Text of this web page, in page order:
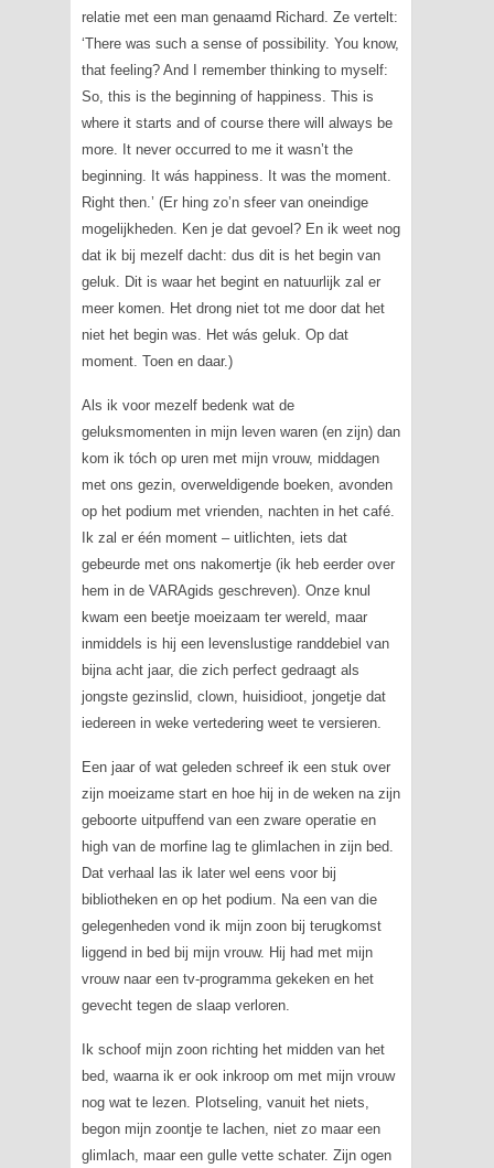
relatie met een man genaamd Richard. Ze vertelt:
‘There was such a sense of possibility. You know,
that feeling? And I remember thinking to myself:
So, this is the beginning of happiness. This is
where it starts and of course there will always be
more. It never occurred to me it wasn’t the
beginning. It wás happiness. It was the moment.
Right then.’ (Er hing zo’n sfeer van oneindige
mogelijkheden. Ken je dat gevoel? En ik weet nog
dat ik bij mezelf dacht: dus dit is het begin van
geluk. Dit is waar het begint en natuurlijk zal er
meer komen. Het drong niet tot me door dat het
niet het begin was. Het wás geluk. Op dat
moment. Toen en daar.)
Als ik voor mezelf bedenk wat de
geluksmomenten in mijn leven waren (en zijn) dan
kom ik tóch op uren met mijn vrouw, middagen
met ons gezin, overweldigende boeken, avonden
op het podium met vrienden, nachten in het café.
Ik zal er één moment – uitlichten, iets dat
gebeurde met ons nakomertje (ik heb eerder over
hem in de VARAgids geschreven). Onze knul
kwam een beetje moeizaam ter wereld, maar
inmiddels is hij een levenslustige randdebiel van
bijna acht jaar, die zich perfect gedraagt als
jongste gezinslid, clown, huisidioot, jongetje dat
iedereen in weke vertedering weet te versieren.
Een jaar of wat geleden schreef ik een stuk over
zijn moeizame start en hoe hij in de weken na zijn
geboorte uitpuffend van een zware operatie en
high van de morfine lag te glimlachen in zijn bed.
Dat verhaal las ik later wel eens voor bij
bibliotheken en op het podium. Na een van die
gelegenheden vond ik mijn zoon bij terugkomst
liggend in bed bij mijn vrouw. Hij had met mijn
vrouw naar een tv-programma gekeken en het
gevecht tegen de slaap verloren.
Ik schoof mijn zoon richting het midden van het
bed, waarna ik er ook inkroop om met mijn vrouw
nog wat te lezen. Plotseling, vanuit het niets,
begon mijn zoontje te lachen, niet zo maar een
glimlach, maar een gulle vette schater. Zijn ogen